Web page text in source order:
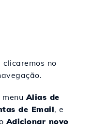
no
menuAlias de
de Email, e
Adicionar novo